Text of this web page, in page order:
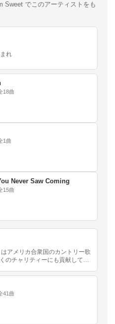
でこのアーティストをも
れ
18曲
1曲
Never Saw Coming
15曲
アメリカ合衆国のカントリー歌
のチャリティーにも貢献してい
イヤモンド入りを獲得した唯一
41曲